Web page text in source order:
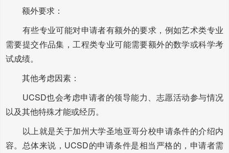
额外要求：
有些专业可能对申请者有额外的要求，例如艺术类专业
需要提交作品集，工程类专业可能需要额外的数学或科学考
试成绩。
其他考虑因素：
UCSD也会考虑申请者的领导能力、志愿活动参与情况
以及其他特殊才能或经历。
以上就是关于加州大学圣地亚哥分校申请条件的介绍内
容。总体来说，UCSD的申请条件是相当严格的，申请者需